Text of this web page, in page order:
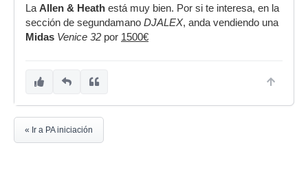
La Allen & Heath está muy bien. Por si te interesa, en la
sección de segundamano DJALEX, anda vendiendo una
Midas Venice 32 por 1500€
« Ir a PA iniciación